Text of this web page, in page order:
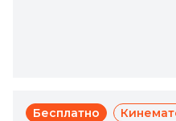
Бесплатно